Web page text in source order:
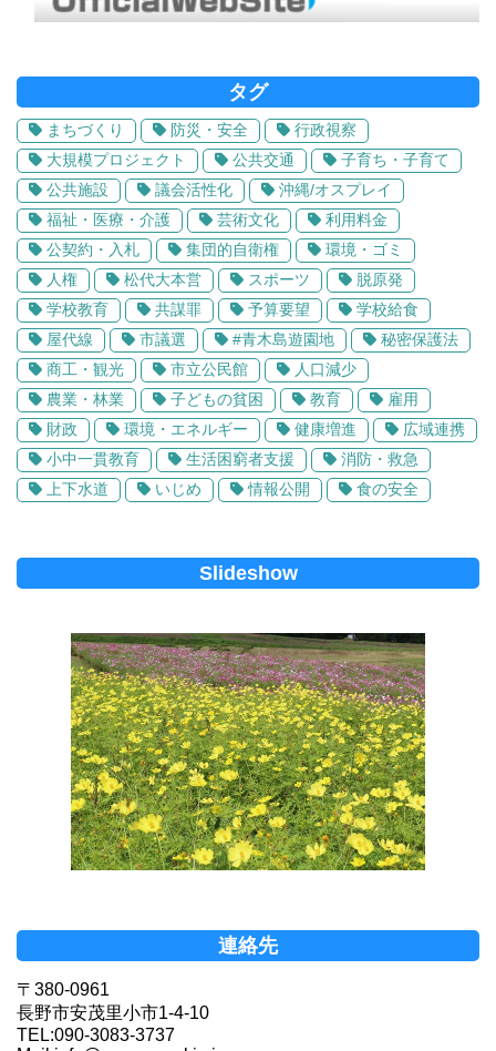
タグ
まちづくり 防災・安全
行政視察
大規模プロジェクト
公共交通
子育ち・子育て
公共施設
議会活性化
沖縄/オスプレイ
福祉・医療・介護
芸術文化
利用料金
公契約・入札
集団的自衛権
環境・ゴミ
人権
松代大本営 スポーツ
脱原発
学校教育
共謀罪 予算要望
学校給食
屋代線
市議選 #青木島遊園地
秘密保護法
商工・観光
市立公民館
人口減少
農業・林業
子どもの貧困 教育
雇用
財政
環境・エネルギー 健康増進
広域連携
小中一貫教育
生活困窮者支援
消防・救急
上下水道
いじめ 情報公開 食の安全
Slideshow
連絡先
〒380-0961
長野市安茂里小市1-4-10
TEL:090-3083-3737